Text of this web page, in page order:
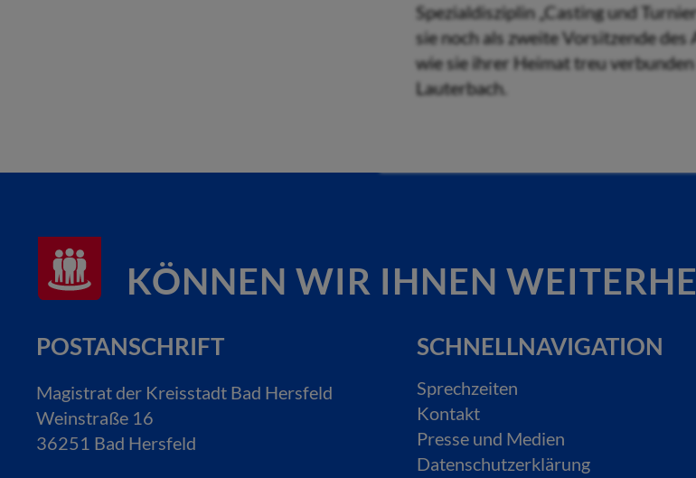
Spezialdisziplin „Casting und
sie noch als zweite Vorsitzende
wie sie ihrer Heimat treu
Lauterbach.
KÖNNEN WIR IHNEN
POSTANSCHRIFT
Magistrat der Kreisstadt Bad Hersfeld
Weinstraße 16
36251 Bad Hersfeld
SCHNELLNAVIGATION
Sprechzeiten
Kontakt
Presse und Medien
Datenschutzerklärung